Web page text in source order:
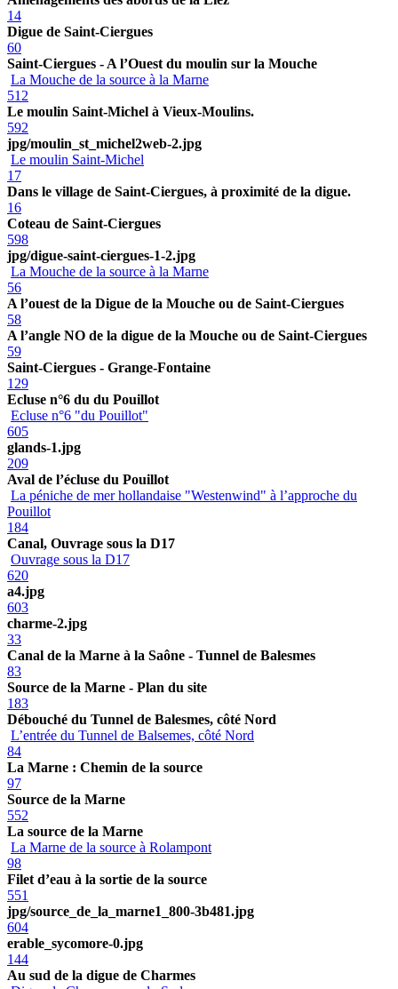
14
Digue de Saint-Ciergues
60
Saint-Ciergues - A l’Ouest du moulin sur la Mouche
La Mouche de la source à la Marne
512
Le moulin Saint-Michel à Vieux-Moulins.
592
jpg/moulin_st_michel2web-2.jpg
Le moulin Saint-Michel
17
Dans le village de Saint-Ciergues, à proximité de la digue.
16
Coteau de Saint-Ciergues
598
jpg/digue-saint-ciergues-1-2.jpg
La Mouche de la source à la Marne
56
A l’ouest de la Digue de la Mouche ou de Saint-Ciergues
58
A l’angle NO de la digue de la Mouche ou de Saint-Ciergues
59
Saint-Ciergues - Grange-Fontaine
129
Ecluse n°6 du du Pouillot
Ecluse n°6 "du Pouillot"
605
glands-1.jpg
209
Aval de l’écluse du Pouillot
La péniche de mer hollandaise "Westenwind" à l’approche du
Pouillot
184
Canal, Ouvrage sous la D17
Ouvrage sous la D17
620
a4.jpg
603
charme-2.jpg
33
Canal de la Marne à la Saône - Tunnel de Balesmes
83
Source de la Marne - Plan du site
183
Débouché du Tunnel de Balesmes, côté Nord
L’entrée du Tunnel de Balsemes, côté Nord
84
La Marne : Chemin de la source
97
Source de la Marne
552
La source de la Marne
La Marne de la source à Rolampont
98
Filet d’eau à la sortie de la source
551
jpg/source_de_la_marne1_800-3b481.jpg
604
erable_sycomore-0.jpg
144
Au sud de la digue de Charmes